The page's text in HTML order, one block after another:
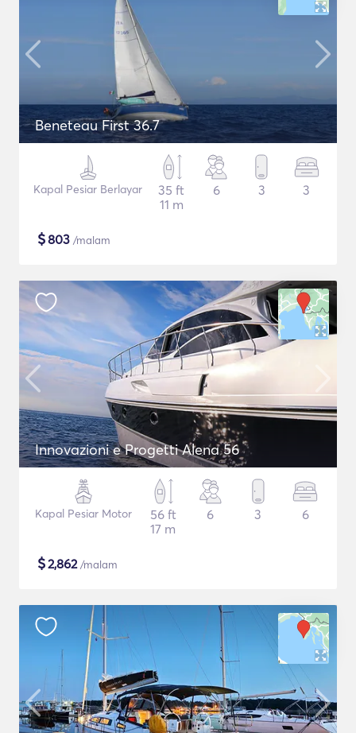
Beneteau First 36.7
Kapal Pesiar Berlayar
35 ft
11 m
6 3 3
$803 /malam
Innovazioni e Progetti Alena 56
Kapal Pesiar Motor
56 ft
17 m
6 3 6
$2,862/malam